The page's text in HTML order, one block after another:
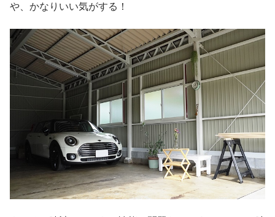
や、かなりいい気がする！